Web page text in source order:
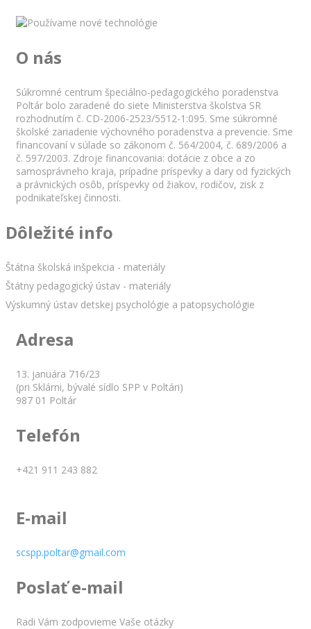
O nás
Súkromné centrum špeciálno-pedagogického poradenstva
Poltár bolo zaradené do siete Ministerstva školstva SR
rozhodnutím č. CD-2006-2523/5512-1:095. Sme súkromné
školské zariadenie výchovného poradenstva a prevencie. Sme
financovaní v súlade so zákonom č. 564/2004, č. 689/2006 a
č. 597/2003. Zdroje financovania: dotácie z obce a zo
samosprávneho kraja, prípadne príspevky a dary od fyzických
a právnických osôb, príspevky od žiakov, rodičov, zisk z
podnikateľskej činnosti.
Dôležité info
Štátna školská inšpekcia - materiály
Štátny pedagogický ústav - materiály
Výskumný ústav detskej psychológie a patopsychológie
Adresa
13. januára 716/23
(pri Sklárni, bývalé sídlo SPP v Poltári)
987 01 Poltár
Telefón
+421 911 243 882
E-mail
scspp.poltar@gmail.com
Poslať e-mail
Radi Vám zodpovieme Vaše otázky